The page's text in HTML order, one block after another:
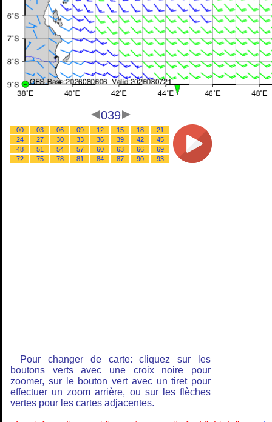
039
00 03 06 09 12 15 18
21
24
27 30 33 36 39 42
45
48
51 54 57 60 63 66
69
72
75 78 81 84 87 90 93
Pour changer de carte: cliquez sur les
boutons verts avec une croix noire pour
zoomer, sur le bouton vert avec un tiret pour
effectuer un zoom arrière, ou sur les flèches
vertes pour les cartes adjacentes.